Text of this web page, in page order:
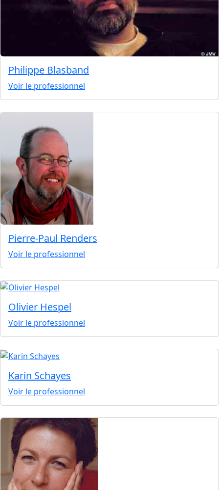
Philippe Blasband
Voir le professionnel
Pierre-Paul Renders
Voir le professionnel
Olivier Hespel
Voir le professionnel
Karin Schayes
Voir le professionnel